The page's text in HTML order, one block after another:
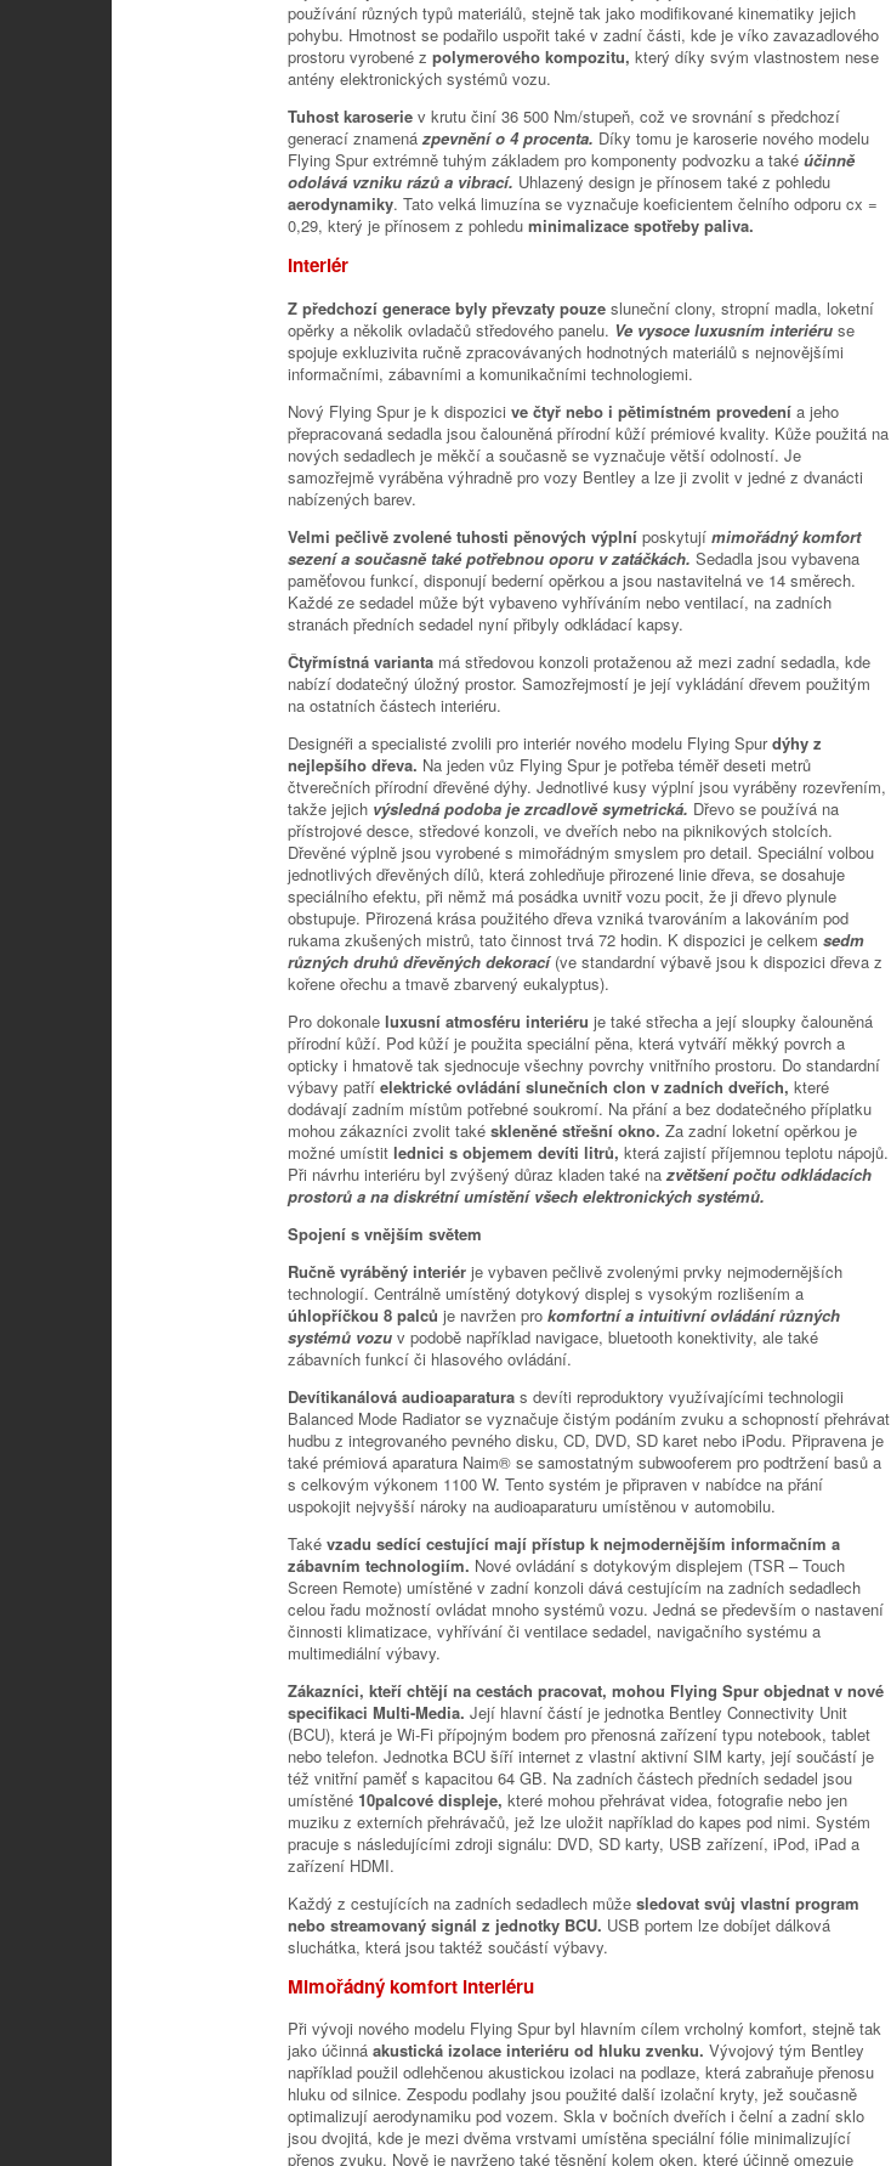
používání různých typů materiálů, stejně tak jako modifikované kinematiky jejich
pohybu. Hmotnost se podařilo uspořit také v zadní části, kde je víko zavazadlového
prostoru vyrobené z polymerového kompozitu, který díky svým vlastnostem nese
antény elektronických systémů vozu.
Tuhost karoserie v krutu činí 36 500 Nm/stupeň, což ve srovnání s předchozí
generací znamenázpevnění o 4 procenta. Díky tomu je karoserie nového modelu
Flying Spur extrémně tuhým základem pro komponenty podvozku a také účinně
odolává vzniku rázů a vibrací. Uhlazený design je přínosem také z pohledu
aerodynamiky. Tato velká limuzína se vyznačuje koeficientem čelního odporu cx =
0,29, který je přínosem z pohledu minimalizace spotřeby paliva.
Interiér
Z předchozí generace byly převzaty pouze sluneční clony, stropní madla, loketní
opěrky a několik ovladačů středového panelu. Ve vysoce luxusním interiéru se
spojuje exkluzivita ručně zpracovávaných hodnotných materiálů s nejnovějšími
informačními, zábavními a komunikačními technologiemi.
Nový Flying Spur je k dispozici ve čtyř nebo i pětimístném provedení a jeho
přepracovaná sedadla jsou čalouněná přírodní kůží prémiové kvality. Kůže použitá na
nových sedadlech je měkčí a současně se vyznačuje větší odolností. Je
samozřejmě vyráběna výhradně pro vozy Bentley a lze ji zvolit v jedné z dvanácti
nabízených barev.
Velmi pečlivě zvolené tuhosti pěnových výplní poskytují mimořádný komfort
sezení a současně také potřebnou oporu v zatáčkách. Sedadla jsou vybavena
paměťovou funkcí, disponují bederní opěrkou a jsou nastavitelná ve 14 směrech.
Každé ze sedadel může být vybaveno vyhříváním nebo ventilací, na zadních
stranách předních sedadel nyní přibyly odkládací kapsy.
Čtyřmístná varianta má středovou konzoli protaženou až mezi zadní sedadla, kde
nabízí dodatečný úložný prostor. Samozřejmostí je její vykládání dřevem použitým
na ostatních částech interiéru.
Designéři a specialisté zvolili pro interiér nového modelu Flying Spurdýhy z
nejlepšího dřeva. Na jeden vůz Flying Spur je potřeba téměř deseti metrů
čtverečních přírodní dřevěné dýhy. Jednotlivé kusy výplní jsou vyráběny rozevřením,
takže jejich výsledná podoba je zrcadlově symetrická. Dřevo se používá na
přístrojové desce, středové konzoli, ve dveřích nebo na piknikových stolcích.
Dřevěné výplně jsou vyrobené s mimořádným smyslem pro detail. Speciální volbou
jednotlivých dřevěných dílů, která zohledňuje přirozené linie dřeva, se dosahuje
speciálního efektu, při němž má posádka uvnitř vozu pocit, že ji dřevo plynule
obstupuje. Přirozená krása použitého dřeva vzniká tvarováním a lakováním pod
rukama zkušených mistrů, tato činnost trvá 72 hodin. K dispozici je celkem sedm
různých druhů dřevěných dekorací (ve standardní výbavě jsou k dispozici dřeva z
kořene ořechu a tmavě zbarvený eukalyptus).
Pro dokonale luxusní atmosféru interiéru je také střecha a její sloupky čalouněná
přírodní kůží. Pod kůží je použita speciální pěna, která vytváří měkký povrch a
opticky i hmatově tak sjednocuje všechny povrchy vnitřního prostoru. Do standardní
výbavy patří elektrické ovládání slunečních clon v zadních dveřích, které
dodávají zadním místům potřebné soukromí. Na přání a bez dodatečného příplatku
mohou zákazníci zvolit také skleněné střešní okno. Za zadní loketní opěrkou je
možné umístit lednici s objemem devíti litrů, která zajistí příjemnou teplotu nápojů.
Při návrhu interiéru byl zvýšený důraz kladen také na zvětšení počtu odkládacích
prostorů a na diskrétní umístění všech elektronických systémů.
Spojení s vnějším světem
Ručně vyráběný interiér je vybaven pečlivě zvolenými prvky nejmodernějších
technologií. Centrálně umístěný dotykový displej s vysokým rozlišením a
úhlopříčkou 8 palců je navržen pro komfortní a intuitivní ovládání různých
systémů vozu v podobě například navigace, bluetooth konektivity, ale také
zábavních funkcí či hlasového ovládání.
Devítikanálová audioaparatura s devíti reproduktory využívajícími technologii
Balanced Mode Radiator se vyznačuje čistým podáním zvuku a schopností přehrávat
hudbu z integrovaného pevného disku, CD, DVD, SD karet nebo iPodu. Připravena je
také prémiová aparatura Naim® se samostatným subwooferem pro podtržení basů a
s celkovým výkonem 1100 W. Tento systém je připraven v nabídce na přání
uspokojit nejvyšší nároky na audioaparaturu umístěnou v automobilu.
Také vzadu sedící cestující mají přístup k nejmodernějším informačním a
zábavním technologiím. Nové ovládání s dotykovým displejem (TSR – Touch
Screen Remote) umístěné v zadní konzoli dává cestujícím na zadních sedadlech
celou řadu možností ovládat mnoho systémů vozu. Jedná se především o nastavení
činnosti klimatizace, vyhřívání či ventilace sedadel, navigačního systému a
multimediální výbavy.
Zákazníci, kteří chtějí na cestách pracovat, mohou Flying Spur objednat v nové
specifikaci Multi-Media. Její hlavní částí je jednotka Bentley Connectivity Unit
(BCU), která je Wi-Fi přípojným bodem pro přenosná zařízení typu notebook, tablet
nebo telefon. Jednotka BCU šíří internet z vlastní aktivní SIM karty, její součástí je
též vnitřní paměť s kapacitou 64 GB. Na zadních částech předních sedadel jsou
umístěné 10palcové displeje, které mohou přehrávat videa, fotografie nebo jen
muziku z externích přehrávačů, jež lze uložit například do kapes pod nimi. Systém
pracuje s následujícími zdroji signálu: DVD, SD karty, USB zařízení, iPod, iPad a
zařízení HDMI.
Každý z cestujících na zadních sedadlech může sledovat svůj vlastní program
nebo streamovaný signál z jednotky BCU. USB portem lze dobíjet dálková
sluchátka, která jsou taktéž součástí výbavy.
Mimořádný komfort interiéru
Při vývoji nového modelu Flying Spur byl hlavním cílem vrcholný komfort, stejně tak
jako účinná akustická izolace interiéru od hluku zvenku. Vývojový tým Bentley
například použil odlehčenou akustickou izolaci na podlaze, která zabraňuje přenosu
hluku od silnice. Zespodu podlahy jsou použité další izolační kryty, jež současně
optimalizují aerodynamiku pod vozem. Skla v bočních dveřích i čelní a zadní sklo
jsou dvojitá, kde je mezi dvěma vrstvami umístěna speciální fólie minimalizující
přenos zvuku. Nově je navrženo také těsnění kolem oken, které účinně omezuje